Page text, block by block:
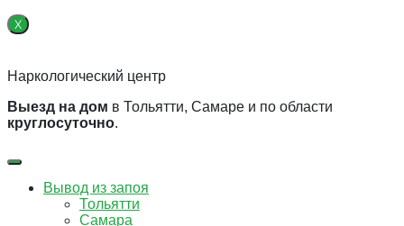
X
Наркологический центр
Выезд на дом в Тольятти, Самаре и по области
круглосуточно.
Вывод из запоя
Тольятти
Самара